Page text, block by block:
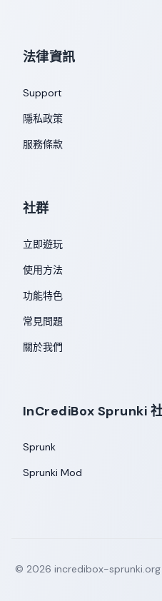
法律資訊
Support
隱私政策
服務條款
社群
立即遊玩
使用方法
功能特色
常見問題
關於我們
InCrediBox Sprunki
Sprunk
Sprunki Mod
© 2026 incredibox-sprunki.org